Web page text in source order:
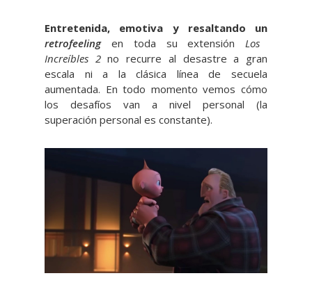
Entretenida, emotiva y resaltando un
retrofeelingen toda su extensión Los
Increíbles 2no recurre al desastre a gran
escala ni a la clásica línea de secuela
aumentada. En todo momento vemos cómo
los desafíos van a nivel personal (la
superación personal es constante).